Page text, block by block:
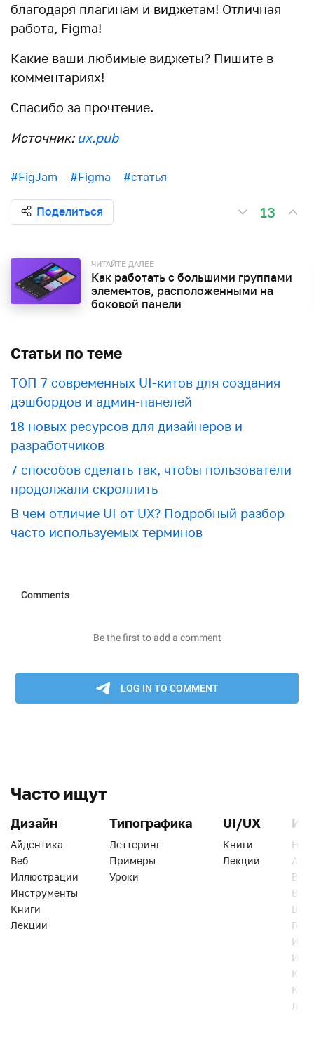
благодаря плагинам и виджетам! Отличная
работа, Figma!
Какие ваши любимые виджеты? Пишите в
комментариях!
Спасибо за прочтение.
Источник: ux.pub
#FigJam #Figma #статья
Поделиться 13
ЧИТАЙТЕ ДАЛЕЕ
Как работать с большими группами
элементов, расположенными на
боковой панели
Статьи по теме
ТОП 7 современных UI-китов для создания
дэшбордов и админ-панелей
18 новых ресурсов для дизайнеров и
разработчиков
7 способов сделать так, чтобы пользователи
продолжали скроллить
В чем отличие UI от UX? Подробный разбор
часто используемых терминов
Часто ищут
Дизайн
Айдентика
Веб
Иллюстрации
Инструменты
Книги
Лекции
Типографика
Леттеринг
Примеры
Уроки
UI/UX
Книги
Лекции
Веб